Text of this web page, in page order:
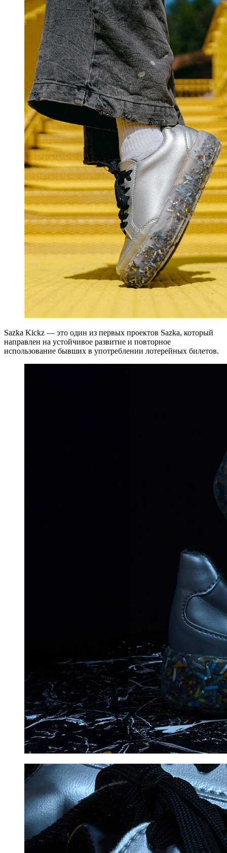
Sazka Kickz — это один из первых проектов Sazka, который
направлен на устойчивое развитие и повторное
использование бывших в употреблении лотерейных билетов.